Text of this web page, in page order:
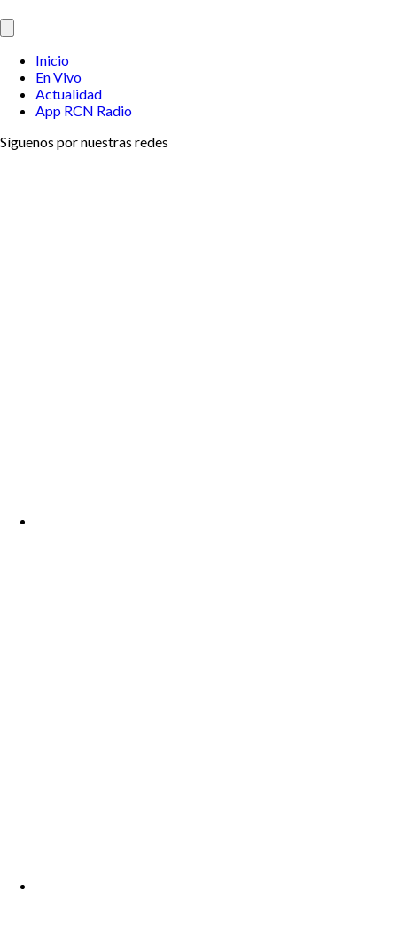
Inicio
En Vivo
Actualidad
App RCN Radio
Síguenos por nuestras redes